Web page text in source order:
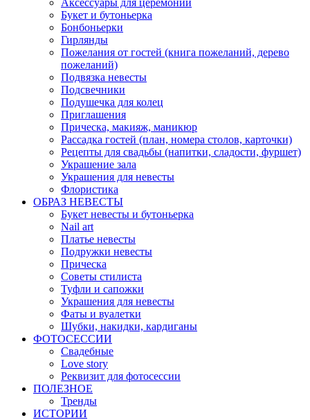
Аксессуары для церемонии
Букет и бутоньерка
Бонбоньерки
Гирлянды
Пожелания от гостей (книга пожеланий, дерево
пожеланий)
Подвязка невесты
Подсвечники
Подушечка для колец
Приглашения
Прическа, макияж, маникюр
Рассадка гостей (план, номера столов, карточки)
Рецепты для свадьбы (напитки, сладости, фуршет)
Украшение зала
Украшения для невесты
Флористика
ОБРАЗ НЕВЕСТЫ
Букет невесты и бутоньерка
Nail art
Платье невесты
Подружки невесты
Прическа
Советы стилиста
Туфли и сапожки
Украшения для невесты
Фаты и вуалетки
Шубки, накидки, кардиганы
ФОТОСЕССИИ
Свадебные
Love story
Реквизит для фотосессии
ПОЛЕЗНОЕ
Тренды
ИСТОРИИ